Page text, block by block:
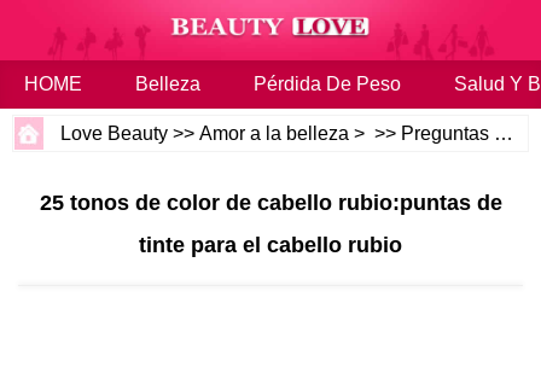
HOME Belleza Pérdida De Peso Salud Y
Love Beauty >>Amor a la belleza > >> Preguntas más frecuentes
25 tonos de color de cabello rubio:puntas de
tinte para el cabello rubio